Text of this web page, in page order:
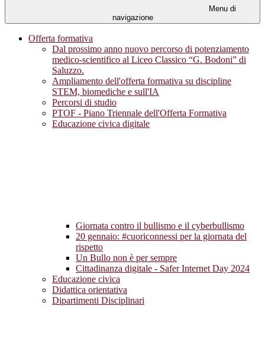
Menu di
navigazione
Offerta formativa
Dal prossimo anno nuovo percorso di potenziamento
medico-scientifico al Liceo Classico “G. Bodoni” di
Saluzzo.
Ampliamento dell'offerta formativa su discipline
STEM, biomediche e sull'IA
Percorsi di studio
PTOF - Piano Triennale dell'Offerta Formativa
Educazione civica digitale
Giornata contro il bullismo e il cyberbullismo
20 gennaio: #cuoriconnessi per la giornata del
rispetto
Un Bullo non è per sempre
Cittadinanza digitale - Safer Internet Day 2024
Educazione civica
Didattica orientativa
Dipartimenti Disciplinari